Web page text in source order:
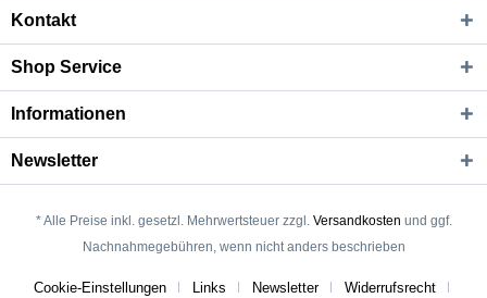
Kontakt
Shop Service
Informationen
Newsletter
* Alle Preise inkl. gesetzl. Mehrwertsteuer zzgl. Versandkosten und ggf.
Nachnahmegebühren, wenn nicht anders beschrieben
Cookie-Einstellungen Links Newsletter Widerrufsrecht